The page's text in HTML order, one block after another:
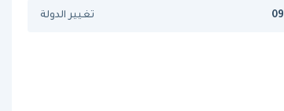
تغيير الدولة